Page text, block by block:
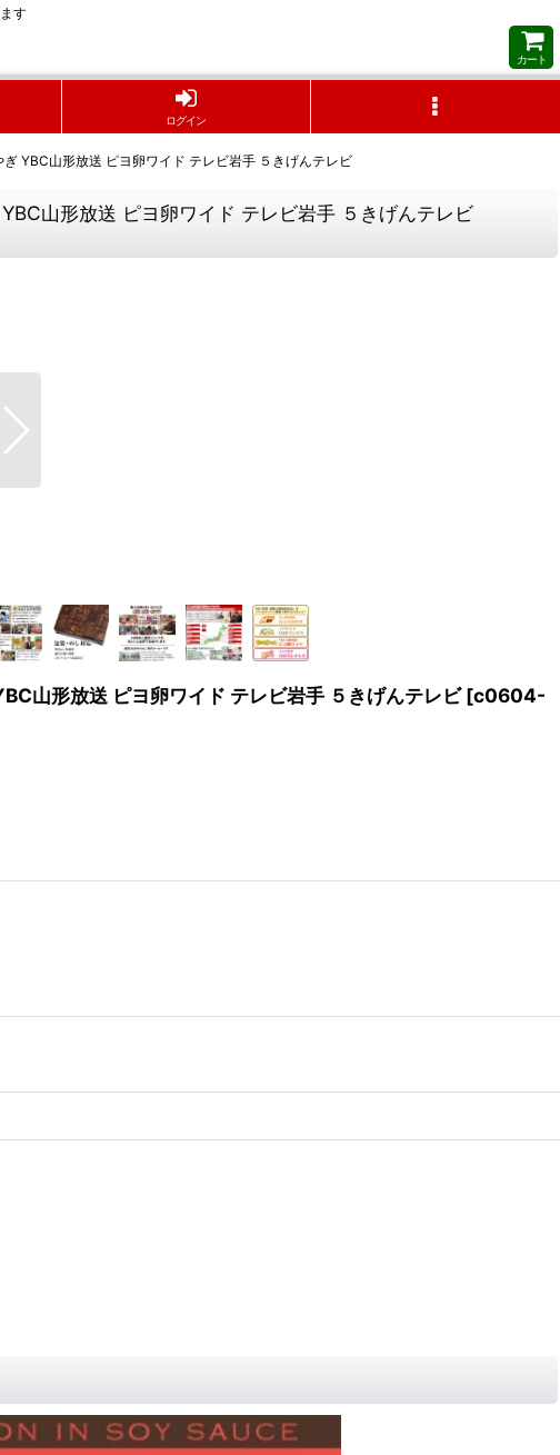
す
カート
ログイン
YBC山形放送 ピヨ卵ワイド テレビ岩手 ５きげんテレビ
山形放送 ピヨ卵ワイド テレビ岩手 ５きげんテレビ
山形放送 ピヨ卵ワイド テレビ岩手 ５きげんテレビ [c0604-